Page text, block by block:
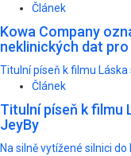
Článek
Kowa Company
neklinických dat pro
Titulní píseň k filmu
Článek
Titulní píseň k filmu
JeyBy
Na silně vytížené silnici